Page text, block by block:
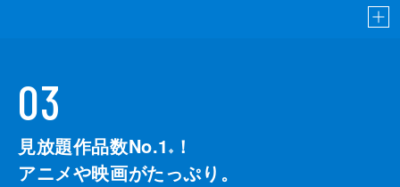
03
見放題作品数No.1 ※
！
アニメや映画がたっぷり。